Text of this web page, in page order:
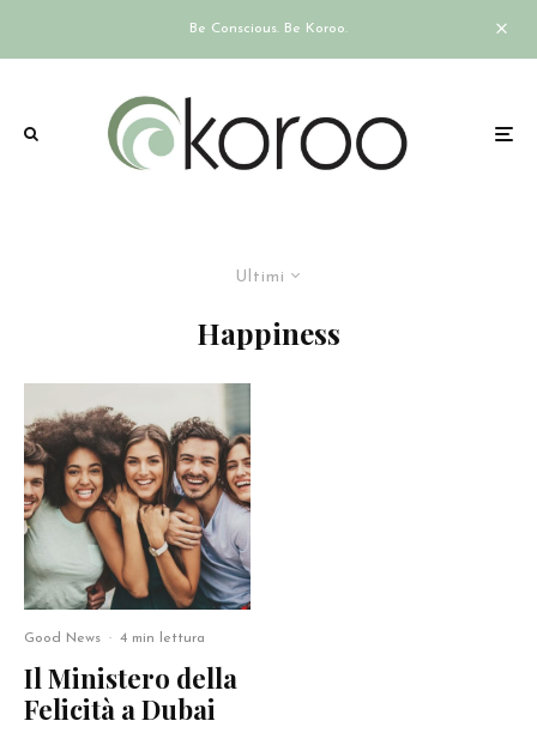
Be Conscious. Be Koroo.
Ultimi
Happiness
Good News · 4 min lettura
Il Ministero della
Felicità a Dubai